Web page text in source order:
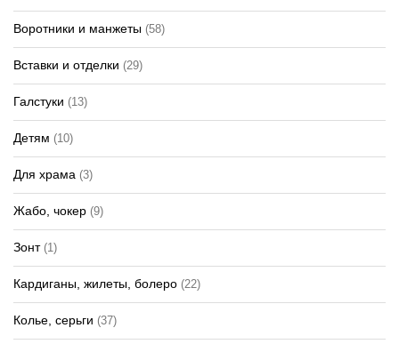
Воротники и манжеты (58)
Вставки и отделки (29)
Галстуки (13)
Детям (10)
Для храма (3)
Жабо, чокер (9)
Зонт(1)
Кардиганы, жилеты, болеро (22)
Колье, серьги (37)